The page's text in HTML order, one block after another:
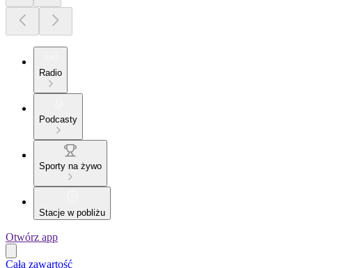
Radio
Podcasty
Sporty na żywo
Stacje w pobliżu
Otwórz app
Cała zawartość